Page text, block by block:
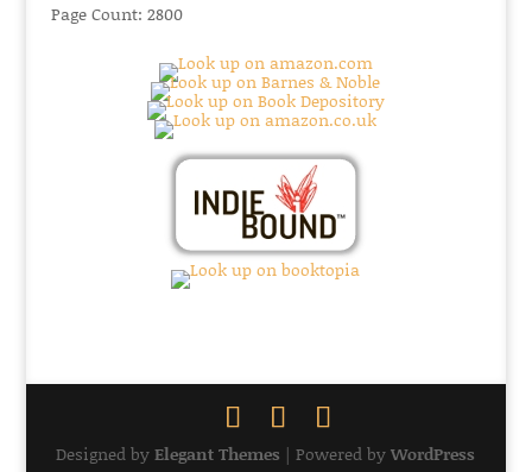
Page Count: 2800
Designed byElegant Themes | Powered byWordPress